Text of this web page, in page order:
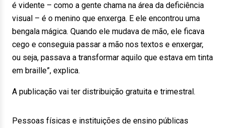
é vidente – como a gente chama na área da deficiência
visual – é o menino que enxerga. E ele encontrou uma
bengala mágica. Quando ele mudava de mão, ele ficava
cego e conseguia passar a mão nos textos e enxergar,
ou seja, passava a transformar aquilo que estava em tinta
em braille”, explica.
A publicação vai ter distribuição gratuita e trimestral.
Pessoas físicas e instituições de ensino públicas